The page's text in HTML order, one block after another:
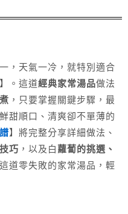
，天氣一冷，就特別適合
】。這道經典家常湯品做法
，只要掌握關鍵步驟，最
甜順口、清爽卻不單薄的
】將完整分享詳細做法、
巧 ，以及白 蘿蔔的挑選、
道零失敗的家常湯品，輕